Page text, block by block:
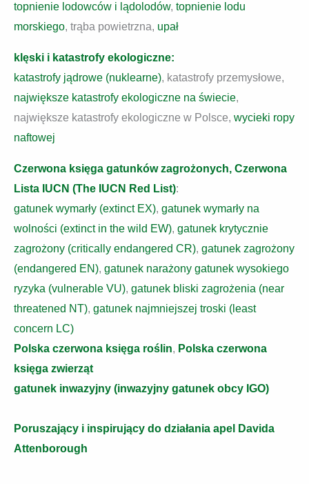
topnienie lodowców i lądolodów, topnienie lodu
morskiego, trąba powietrzna, upał
klęski i katastrofy ekologiczne:
katastrofy jądrowe (nuklearne), katastrofy przemysłowe,
największe katastrofy ekologiczne na świecie,
największe katastrofy ekologiczne w Polsce, wycieki ropy
naftowej
Czerwona księga gatunków zagrożonych, Czerwona
Lista IUCN (The IUCN Red List):
gatunek wymarły (extinct EX), gatunek wymarły na
wolności (extinct in the wild EW), gatunek krytycznie
zagrożony (critically endangered CR), gatunek zagrożony
(endangered EN), gatunek narażony gatunek wysokiego
ryzyka (vulnerable VU), gatunek bliski zagrożenia (near
threatened NT), gatunek najmniejszej troski (least
concern LC)
Polska czerwona księga roślin, Polska czerwona
księga zwierząt
gatunek inwazyjny (inwazyjny gatunek obcy IGO)
Poruszający i inspirujący do działania apel Davida
Attenborough